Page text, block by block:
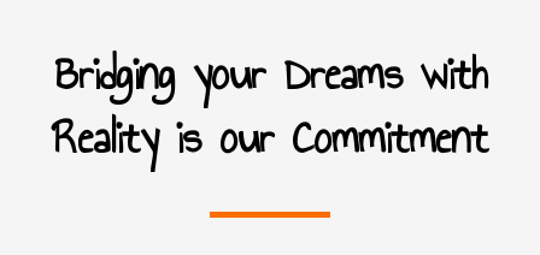
Bridging your Dreams with
Reality is our Commitment